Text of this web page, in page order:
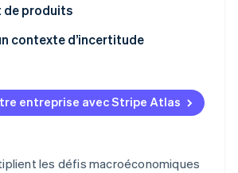
autour du retour sur
canal d’acquisition
de produits
l’adéquation produit/marché
contexte d’incertitude
entreprise avec Stripe Atlas
les défis macroéconomiques